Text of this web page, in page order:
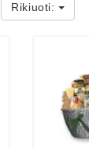
Rikiuoti: